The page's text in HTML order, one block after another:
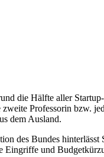
die Hälfte aller
Professorin bzw.
dem Ausland.
des Bundes
und